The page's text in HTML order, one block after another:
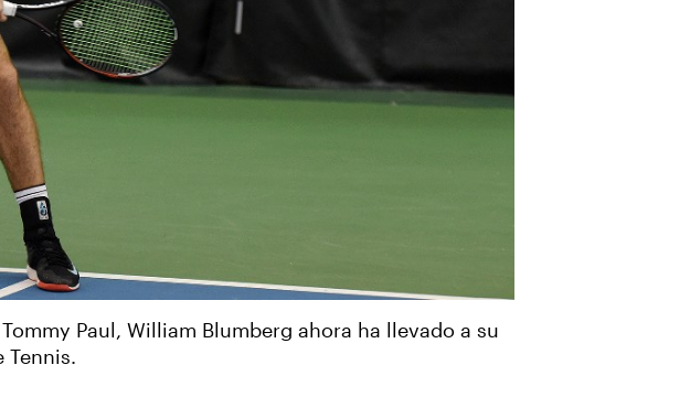
Paul, William Blumberg ahora ha llevado a su
Tennis.